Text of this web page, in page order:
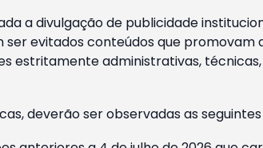
a divulgação de publicidade
evitados conteúdos que
estritamente administrativas,
deverão ser observadas as